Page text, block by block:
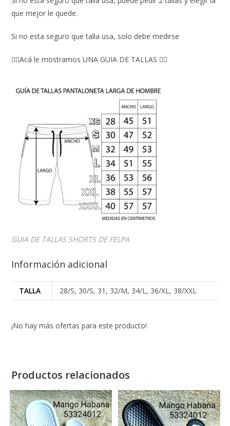
que mejor le quede.
Si no esta seguro que talla usa, solo debe medirse
👇🏼Acá le mostramos UNA GUIA DE TALLAS 👇🏻
GUIA DE TALLAS SHORTS DE FELPA
Información adicional
TALLA 28/S, 30/S, 31, 32/M, 34/L, 36/XL, 38/XXL
¡No hay más ofertas para este producto!
Productos relacionados